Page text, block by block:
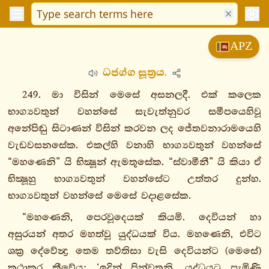
මජ්ඣිමනිකාය
සංයුත්තනිකාය
සගාථවග්ගො
1.
දෙවතාසංයුත්තං
2.
දෙවපුත්තසංයුත්තං
3.
කොසලසංයුත්තං
4.
මාරසංයුත්තං
APZ
ධජග්ග සූත්‍රය.
249. මා විසින් මෙසේ අසනලදී. එක් කලෙක
භාග්‍යවතුන් වහන්සේ සැවැත්නුවර සමීපයෙහිවූ
අනේපිඬු සිටාණන් විසින් කරවන ලද ජේතවනාරාමයෙහි
වැඩවසනසේක. එකල්හි වනාහි භාග්‍යවතුන් වහන්සේ
“මහණෙනි” යි භික්‍ෂූන් ඇමතූසේක. “ස්වාමීනී” යි කියා ඒ
භික්‍ෂූහු භාග්‍යවතුන් වහන්සේට උත්තර දුන්හ.
භාග්‍යවතුන් වහන්සේ මෙසේ වදාළසේක.
“මහණෙනි, පෙරවූදෙයක් කියමි. දෙවියන් හා
අසුරයන් අතර මහත්වූ යුද්ධයක් විය. මහණෙනි, එවිට
ශක්‍ර දේවේන්‍ද්‍ර තෙම තව්තිසා වැසි දෙවියන්ට (මෙසේ)